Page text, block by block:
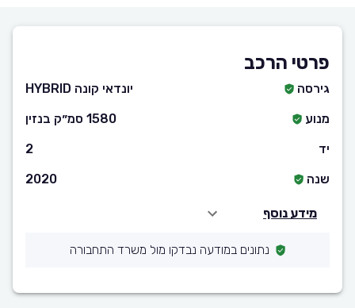
פרטי הרכב
גירסה
יונדאי קונה HYBRID
מנוע
1580 סמ״ק בנזין
יד
2
שנה
2020
מידע נוסף
נתונים במודעה נבדקו מול משרד התחבורה